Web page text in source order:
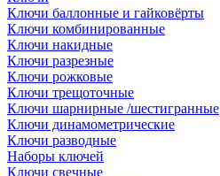
Ключи баллонные и гайковёрты
Ключи комбинированные
Ключи накидные
Ключи разрезные
Ключи рожковые
Ключи трещоточные
Ключи шарнирные /шестигранные
Ключи динамометрические
Ключи разводные
Наборы ключей
Ключи свечные